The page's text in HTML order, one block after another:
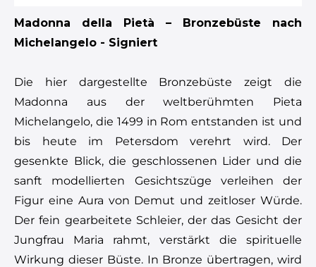
Madonna della Pietà – Bronzebüste nach
Michelangelo - Signiert
Die hier dargestellte Bronzebüste zeigt die
Madonna aus der weltberühmten Pieta
Michelangelo, die 1499 in Rom entstanden ist und
bis heute im Petersdom verehrt wird. Der
gesenkte Blick, die geschlossenen Lider und die
sanft modellierten Gesichtszüge verleihen der
Figur eine Aura von Demut und zeitloser Würde.
Der fein gearbeitete Schleier, der das Gesicht der
Jungfrau Maria rahmt, verstärkt die spirituelle
Wirkung dieser Büste. In Bronze übertragen, wird